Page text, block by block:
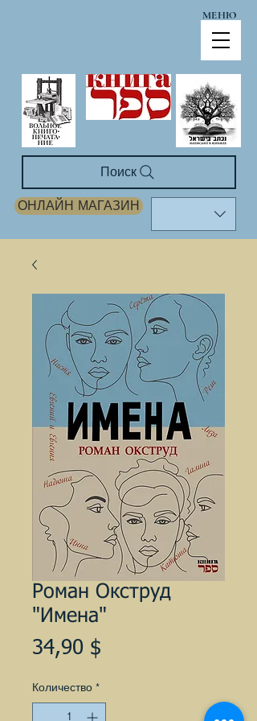
МЕНЮ
ОНЛАЙН МАГАЗИН
Поиск
Роман Окструд
"Имена"
34,90 $
Количество *